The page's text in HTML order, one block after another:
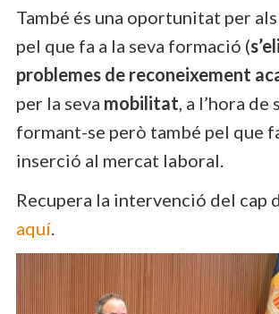
També és una oportunitat per
pel que fa a la seva formació (
problemes de reconeixement
per la seva mobilitat, a l’hora de
formant-se però també pel que
inserció al mercat laboral.
Recupera la intervenció del cap
aquí.